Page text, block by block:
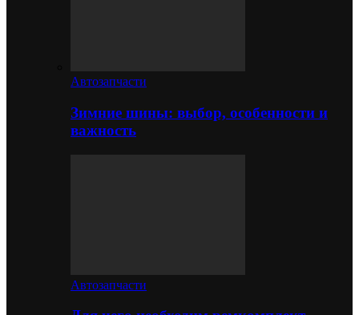
Автозапчасти
Зимние шины: выбор, особенности и
важность
Автозапчасти